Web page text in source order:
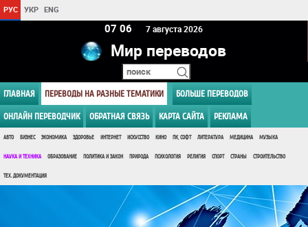
РУС УКР ENG
07:06 7 августа 2026
Мир переводов
ГЛАВНАЯ ПЕРЕВОДЫ НА РАЗНЫЕ ТЕМАТИКИ БОЛЬШЕ ПЕРЕВОДОВ
ОНЛАЙН ПЕРЕВОДЧИК ОБРАТНАЯ СВЯЗЬ КАРТА САЙТА РЕКЛАМА
АВТО БИЗНЕС ЭКОНОМИКА ЗДОРОВЬЕ ИНТЕРНЕТ ИСКУССТВО КИНО ПК, СОФТ ЛИТЕРАТУРА МЕДИЦИНА МУЗЫКА
НАУКА И ТЕХНИКА ОБРАЗОВАНИЕ ПОЛИТИКА И ЗАКОН ПРИРОДА ПСИХОЛОГИЯ РЕЛИГИЯ СПОРТ СТРАНЫ СТРОИТЕЛЬСТВО
ТЕХ. ДОКУМЕНТАЦИЯ